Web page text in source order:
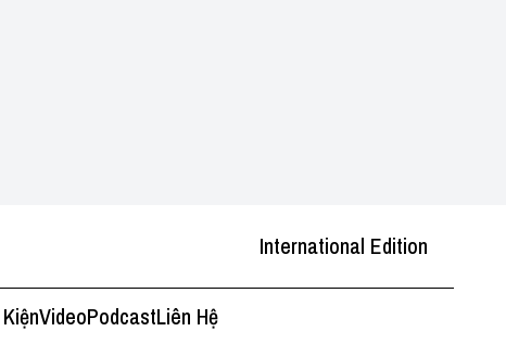
International Edition
VideoPodcastLiên Hệ